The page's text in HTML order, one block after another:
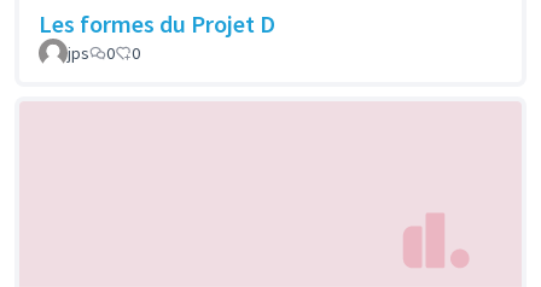
Les formes du Projet D
jps 0 0